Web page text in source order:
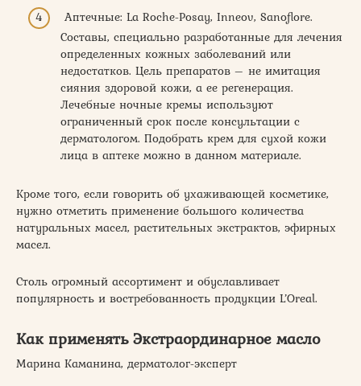
Аптечные: La Roche-Posay, Inneov, Sanoflore.
Составы, специально разработанные для лечения
определенных кожных заболеваний или
недостатков. Цель препаратов – не имитация
сияния здоровой кожи, а ее регенерация.
Лечебные ночные кремы используют
ограниченный срок после консультации с
дерматологом. Подобрать крем для сухой кожи
лица в аптеке можно в данном материале.
Кроме того, если говорить об ухаживающей косметике,
нужно отметить применение большого количества
натуральных масел, растительных экстрактов, эфирных
масел.
Столь огромный ассортимент и обуславливает
популярность и востребованность продукции L’Oreal.
Как применять Экстраординарное масло
Марина Каманина, дерматолог-эксперт